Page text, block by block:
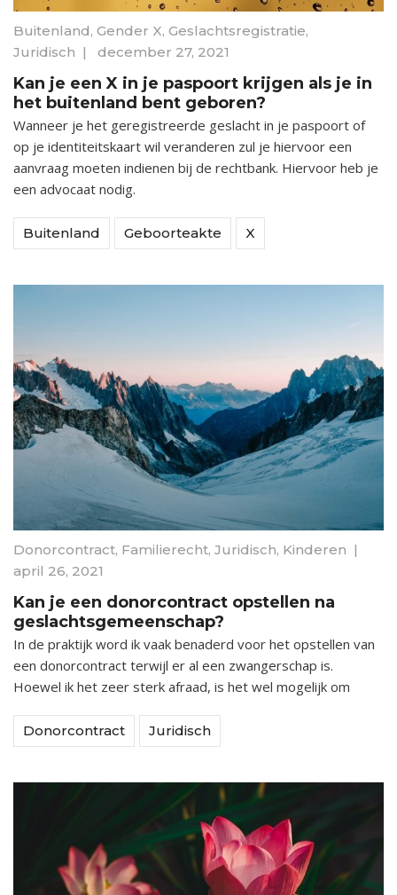
Buitenland, Gender X, Geslachtsregistratie,
Juridisch | december 27, 2021
Kan je een X in je paspoort krijgen als je in
het buitenland bent geboren?
Wanneer je het geregistreerde geslacht in je paspoort of
op je identiteitskaart wil veranderen zul je hiervoor een
aanvraag moeten indienen bij de rechtbank. Hiervoor heb je
een advocaat nodig.
Buitenland Geboorteakte X
Donorcontract, Familierecht, Juridisch, Kinderen |
april 26, 2021
Kan je een donorcontract opstellen na
geslachtsgemeenschap?
In de praktijk word ik vaak benaderd voor het opstellen van
een donorcontract terwijl er al een zwangerschap is.
Hoewel ik het zeer sterk afraad, is het wel mogelijk om
Donorcontract Juridisch